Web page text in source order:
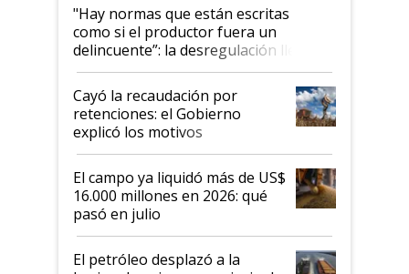
"Hay normas que están escritas
como si el productor fuera un
delincuente”: la desregulación llegó
al Congreso Aapresid y hasta se
habló del financiamiento al IPCVA
Cayó la recaudación por
retenciones: el Gobierno
explicó los motivos
El campo ya liquidó más de US$
16.000 millones en 2026: qué
pasó en julio
El petróleo desplazó a la